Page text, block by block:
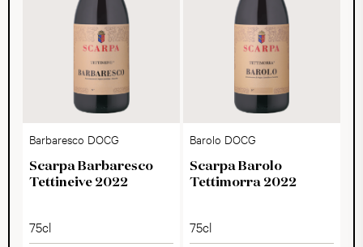
Barbaresco DOCG
Scarpa Barbaresco
Tettineive 2022
75cl
Barolo DOCG
Scarpa Barolo
Tettimorra 2022
75cl